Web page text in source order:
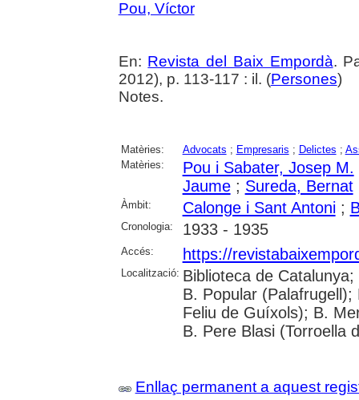
Pou, Víctor
En: Revista del Baix Empordà.
2012), p. 113-117 : il. (Persones)
Notes.
Matèries: Advocats ; Empresaris ; Delictes ;
Matèries:
Pou i Sabater, Josep M.
Jaume; Sureda, Bernat
Àmbit: Calonge i Sant Antoni;
Cronologia: 1933 - 1935
Accés: https://
Localització: Biblioteca de
B. Popular
Feliu de Guíxols); B.
B. Pere Blasi (Torroella
Enllaç permanent a aquest